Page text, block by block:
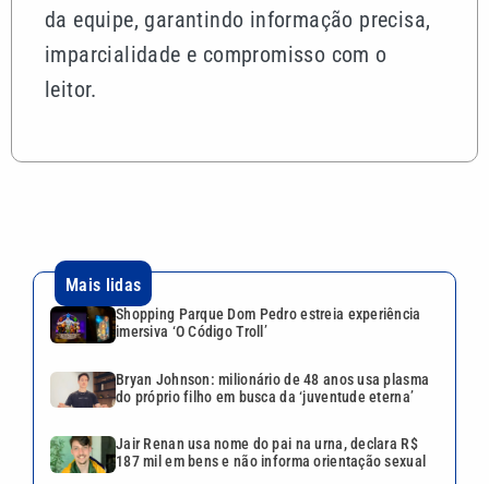
da equipe, garantindo informação precisa,
imparcialidade e compromisso com o
leitor.
Mais lidas
Shopping Parque Dom Pedro estreia experiência
imersiva ‘O Código Troll’
Bryan Johnson: milionário de 48 anos usa plasma
do próprio filho em busca da ‘juventude eterna’
Jair Renan usa nome do pai na urna, declara R$
187 mil em bens e não informa orientação sexual